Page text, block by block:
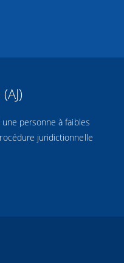
personne à faibles
juridictionnelle